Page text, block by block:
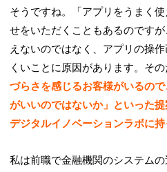
そうですね。「アプリをうまく
せをいただくこともあるのです
えないのではなく、アプリの操
くいことに原因があります。その
づらさを感じるお客様がいるの
がいいのではないか」といった
デジタルイノベーションラボに持
私は前職で金融機関のシステム